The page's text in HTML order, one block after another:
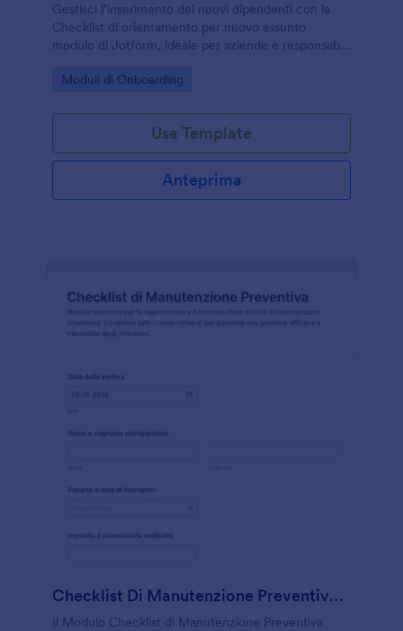
Gestisci l’inserimento dei nuovi dipendenti con la
Checklist di orientamento per nuovo assunto
modulo di Jotform, ideale per aziende e responsabili
un unico flusso di raccolta dati.
Go to Category:
Moduli di Onboarding
Usa Template
Anteprima
Checklist Di Manutenzione Preventiva Form
Il Modulo Checklist di Manutenzione Preventiva